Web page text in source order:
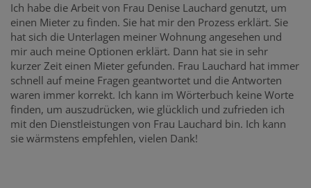
Ich habe die Arbeit von Frau Denise Lauchard genutzt, um
einen Mieter zu finden. Sie hat mir den Prozess erklärt. Sie
hat sich die Unterlagen meiner Wohnung angesehen und
mir auch meine Optionen erklärt. Dann hat sie in sehr
kurzer Zeit einen Mieter gefunden. Frau Lauchard hat immer
schnell auf meine Fragen geantwortet und die Antworten
waren immer korrekt. Ich kann im Wörterbuch keine Worte
finden, um auszudrücken, wie glücklich und zufrieden ich
mit den Dienstleistungen von Frau Lauchard bin. Ich kann
sie wärmstens empfehlen, vielen Dank!